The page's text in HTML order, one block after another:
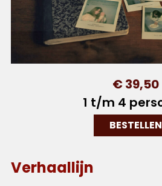
€ 39,50
1 t/m 4
BESTELLEN
Verhaallijn